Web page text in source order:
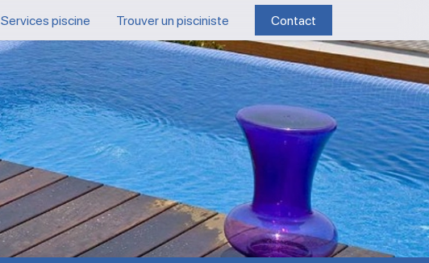
Services piscine Trouver un pisciniste Contact